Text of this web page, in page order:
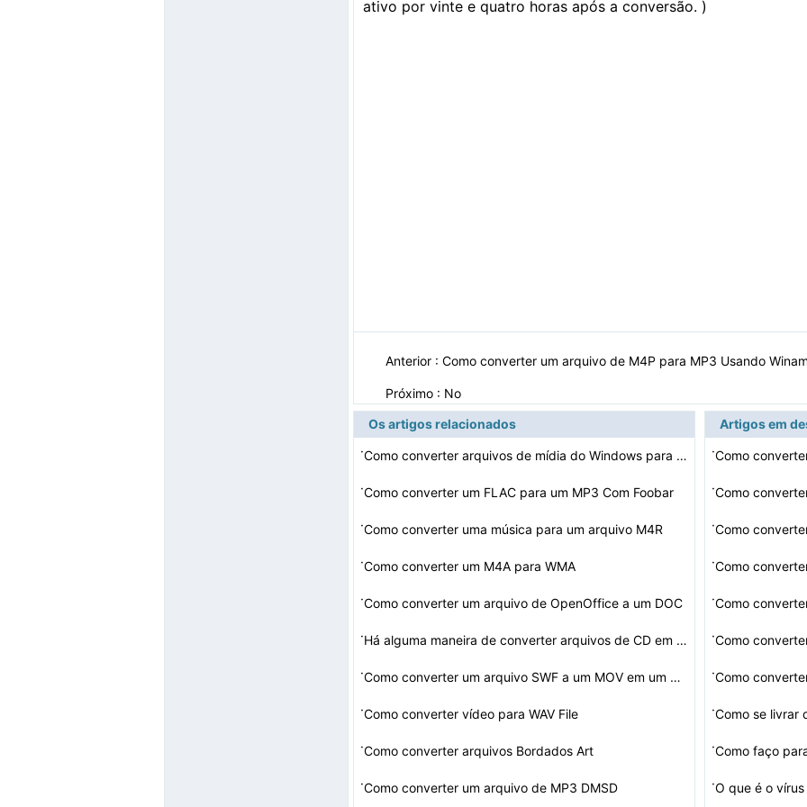
ativo por vinte e quatro horas após a conversão. )
Anterior : Como converter um arquivo de M4P para MP3 Usando
Próximo : No
Os artigos relacionados
·
Como converter arquivos de mídia do Windows para WAV
·Como converter um FLAC para um MP3 Com Foobar
·Como converter uma música para um arquivo M4R
·Como converter um M4A para WMA
·Como converter um arquivo de OpenOffice a um DOC
· Há alguma maneira de converter arquivos de CD em arqui…
· Como converter um arquivo SWF a um MOV em um Mac
·Como converter vídeo para WAV File
·Como converter arquivos Bordados Art
·Como converter um arquivo de MP3 DMSD
Artigos em
·Como
·Como
·Como
·Como
·
·Como
·Como
·Como se livrar
·Como faço
·O que é o